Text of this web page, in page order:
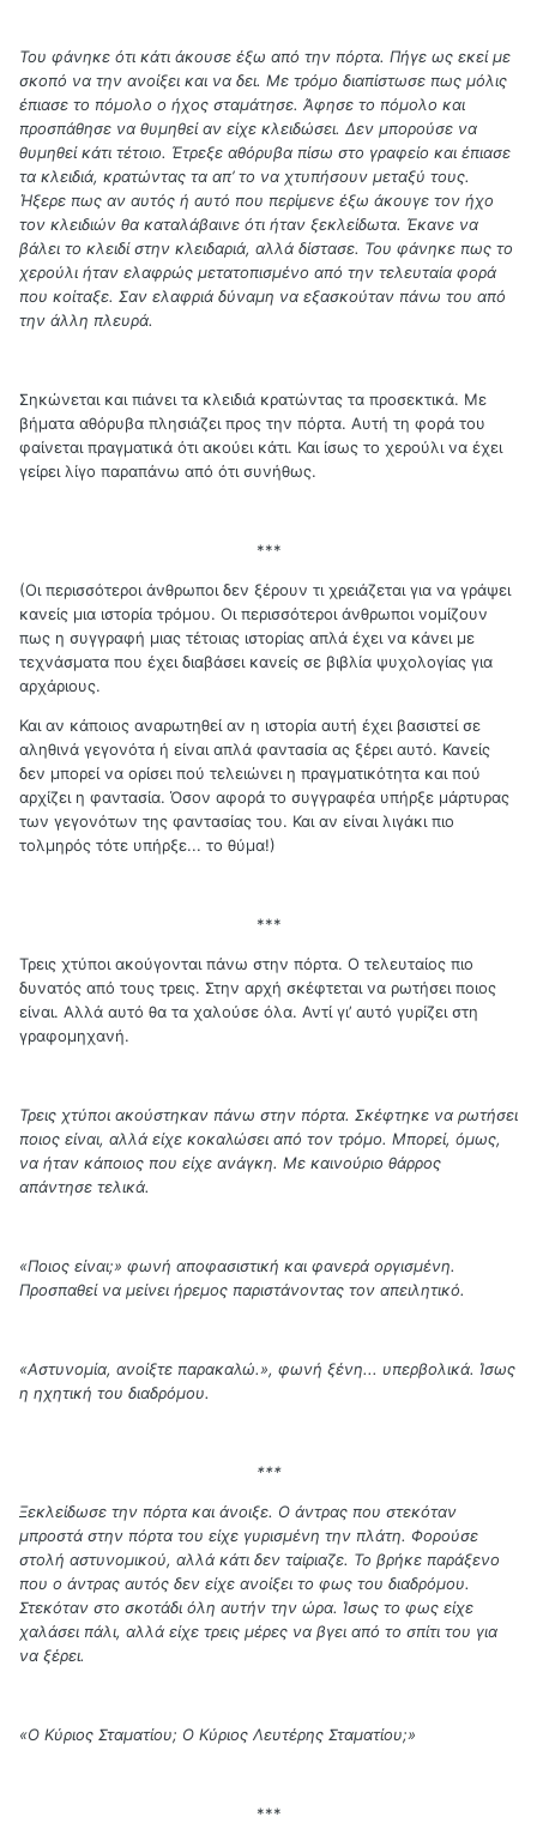
Του φάνηκε ότι κάτι άκουσε έξω από την πόρτα. Πήγε ως εκεί με
σκοπό να την ανοίξει και να δει. Με τρόμο διαπίστωσε πως μόλις
έπιασε το πόμολο ο ήχος σταμάτησε. Άφησε το πόμολο και
προσπάθησε να θυμηθεί αν είχε κλειδώσει. Δεν μπορούσε να
θυμηθεί κάτι τέτοιο. Έτρεξε αθόρυβα πίσω στο γραφείο και έπιασε
τα κλειδιά, κρατώντας τα απ’ το να χτυπήσουν μεταξύ τους.
Ήξερε πως αν αυτός ή αυτό που περίμενε έξω άκουγε τον ήχο
τον κλειδιών θα καταλάβαινε ότι ήταν ξεκλείδωτα. Έκανε να
βάλει το κλειδί στην κλειδαριά, αλλά δίστασε. Του φάνηκε πως το
χερούλι ήταν ελαφρώς μετατοπισμένο από την τελευταία φορά
που κοίταξε. Σαν ελαφριά δύναμη να εξασκούταν πάνω του από
την άλλη πλευρά.
Σηκώνεται και πιάνει τα κλειδιά κρατώντας τα προσεκτικά. Με
βήματα αθόρυβα πλησιάζει προς την πόρτα. Αυτή τη φορά του
φαίνεται πραγματικά ότι ακούει κάτι. Και ίσως το χερούλι να έχει
γείρει λίγο παραπάνω από ότι συνήθως.
***
(Οι περισσότεροι άνθρωποι δεν ξέρουν τι χρειάζεται για να γράψει
κανείς μια ιστορία τρόμου. Οι περισσότεροι άνθρωποι νομίζουν
πως η συγγραφή μιας τέτοιας ιστορίας απλά έχει να κάνει με
τεχνάσματα που έχει διαβάσει κανείς σε βιβλία ψυχολογίας για
αρχάριους.
Και αν κάποιος αναρωτηθεί αν η ιστορία αυτή έχει βασιστεί σε
αληθινά γεγονότα ή είναι απλά φαντασία ας ξέρει αυτό. Κανείς
δεν μπορεί να ορίσει πού τελειώνει η πραγματικότητα και πού
αρχίζει η φαντασία. Όσον αφορά το συγγραφέα υπήρξε μάρτυρας
των γεγονότων της φαντασίας του. Και αν είναι λιγάκι πιο
τολμηρός τότε υπήρξε... το θύμα!)
***
Τρεις χτύποι ακούγονται πάνω στην πόρτα. Ο τελευταίος πιο
δυνατός από τους τρεις. Στην αρχή σκέφτεται να ρωτήσει ποιος
είναι. Αλλά αυτό θα τα χαλούσε όλα. Αντί γι’ αυτό γυρίζει στη
γραφομηχανή.
Τρεις χτύποι ακούστηκαν πάνω στην πόρτα. Σκέφτηκε να ρωτήσει
ποιος είναι, αλλά είχε κοκαλώσει από τον τρόμο. Μπορεί, όμως,
να ήταν κάποιος που είχε ανάγκη. Με καινούριο θάρρος
απάντησε τελικά.
«Ποιος είναι;» φωνή αποφασιστική και φανερά οργισμένη.
Προσπαθεί να μείνει ήρεμος παριστάνοντας τον απειλητικό.
«Αστυνομία, ανοίξτε παρακαλώ.», φωνή ξένη... υπερβολικά. Ίσως
η ηχητική του διαδρόμου.
***
Ξεκλείδωσε την πόρτα και άνοιξε. Ο άντρας που στεκόταν
μπροστά στην πόρτα του είχε γυρισμένη την πλάτη. Φορούσε
στολή αστυνομικού, αλλά κάτι δεν ταίριαζε. Το βρήκε παράξενο
που ο άντρας αυτός δεν είχε ανοίξει το φως του διαδρόμου.
Στεκόταν στο σκοτάδι όλη αυτήν την ώρα. Ίσως το φως είχε
χαλάσει πάλι, αλλά είχε τρεις μέρες να βγει από το σπίτι του για
να ξέρει.
«Ο Κύριος Σταματίου; Ο Κύριος Λευτέρης Σταματίου;»
***